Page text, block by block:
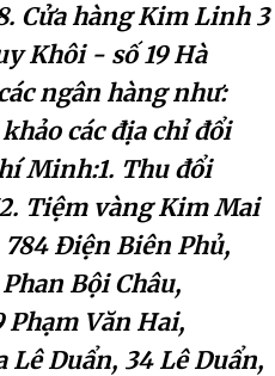
Cửa hàng Kim Linh 3
Khôi - số 19 Hà
ngân hàng như:
các địa chỉ đổi
Minh:1. Thu đổi
Tiệm vàng Kim Mai
Điện Biên Phủ,
Bội Châu,
Văn Hai,
Lê Duẩn, 34 Lê Duẩn,